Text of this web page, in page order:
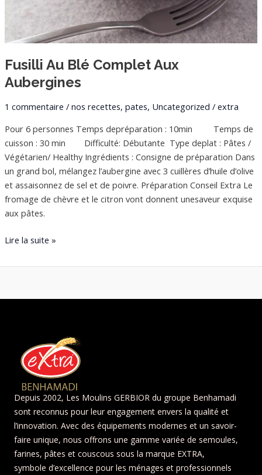
Fusilli Au Blé Complet Aux
Aubergines
1 commentaire / nos recettes, pates, Uncategorized / extra
Pour 6 personnes Temps depréparation : 10min Temps de
cuisson : 30 min Difficulté: Débutante Type deplat : Pâtes /
Végétarien/ Healthy Ingrédients : Consigne de préparation Dans
un grand bol, mélangez l’aubergine avec 3 cuillères d’huile d’olive
et assaisonnez de sel et de poivre. Préparation Conseil Extra Le
fromage de chèvre et le citron vont donnent unesaveur exquise
aux pâtes.
Lire la suite »
Depuis 2002, Les Moulins GERBIOR du groupe Benhamadi
sont reconnus pour leur engagement envers la qualité et
l’innovation. Avec des équipements modernes et un savoir-
faire unique, nous offrons une gamme variée de semoules,
farines, pâtes et couscous sous la marque EXTRA,
symbole d’excellence pour les ménages et professionnels